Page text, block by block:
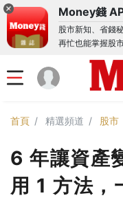
Money錢
股市新知、省錢
再忙也能掌握股
首頁 精選頻道 股市
6 年讓資產
用 1 方法，